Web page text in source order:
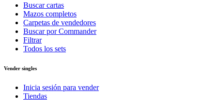
Buscar cartas
Mazos completos
Carpetas de vendedores
Buscar por Commander
Filtrar
Todos los sets
Vender singles
Inicia sesión para vender
Tiendas